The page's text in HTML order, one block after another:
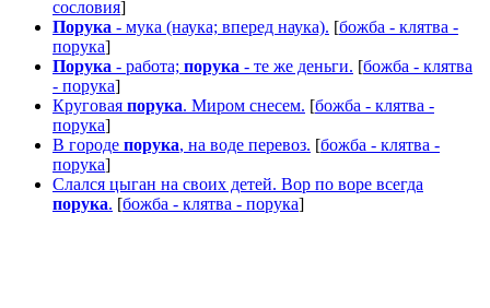
сословия]
Порука - мука (наука; вперед наука). [божба - клятва -
порука]
Порука - работа; порука - те же деньги. [божба - клятва
- порука]
Круговая порука. Миром снесем. [божба - клятва -
порука]
В городе порука, на воде перевоз. [божба - клятва -
порука]
Слался цыган на своих детей. Вор по воре всегда
порука. [божба - клятва - порука]